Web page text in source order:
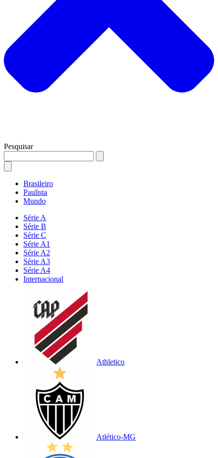
Pesquisar
Brasileiro
Paulista
Mundo
Série A
Série B
Série C
Série A1
Série A2
Série A3
Série A4
Internacional
Athletico
Atlético-MG